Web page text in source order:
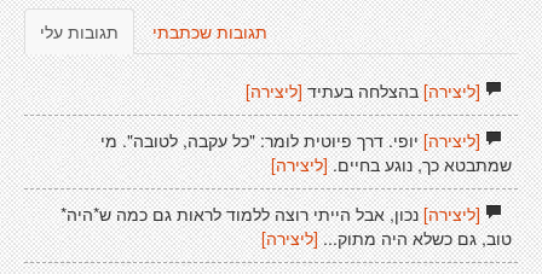
תגובות עלי תגובות שכתבתי
[ליצירה]בהצלחה בעתיד[ליצירה]
[ליצירה]יופי. דרך פיוטית לומר: "כל עקבה, לטובה". מי
שמתבטא כך, נוגע בחיים.[ליצירה]
[ליצירה]נכון, אבל הייתי רוצה ללמוד לראות גם כמה ש*היה*
טוב, גם כשלא היה מתוק... [ליצירה]